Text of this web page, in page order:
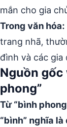
mắn cho gia
Trong văn hóa:
trang nhã,
đình và các gia
Nguồn gốc
phong”
Từ “bình
“bình” nghĩa